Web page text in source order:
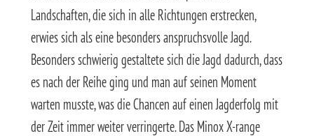
Landschaften, die sich in alle Richtungen erstrecken,
erwies sich als eine besonders anspruchsvolle Jagd.
Besonders schwierig gestaltete sich die Jagd dadurch, dass
es nach der Reihe ging und man auf seinen Moment
warten musste, was die Chancen auf einen Jagderfolg mit
der Zeit immer weiter verringerte. Das Minox X-range